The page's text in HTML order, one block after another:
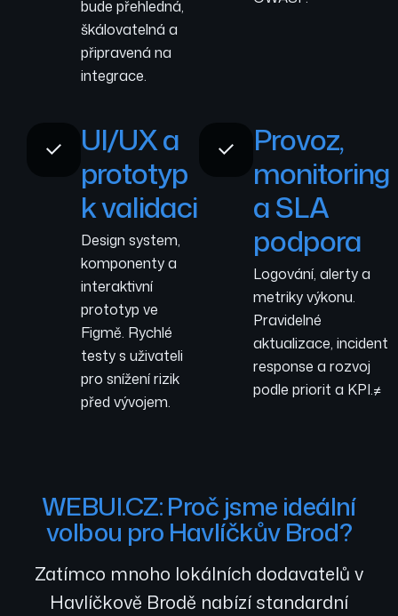
bude přehledná,
škálovatelná a
připravená na
integrace.
UI/UX a
prototyp
k validaci
Design system,
komponenty a
interaktivní
prototyp ve
Figmě. Rychlé
testy s uživateli
pro snížení rizik
před vývojem.
Provoz,
monitoring
a SLA
podpora
Logování, alerty a
metriky výkonu.
Pravidelné
aktualizace, incident
response a rozvoj
podle priorit a KPI.≠
WEBUI.CZ: Proč jsme ideální
volbou pro Havlíčkův Brod?
Zatímco mnoho lokálních dodavatelů v
Havlíčkově Brodě nabízí standardní